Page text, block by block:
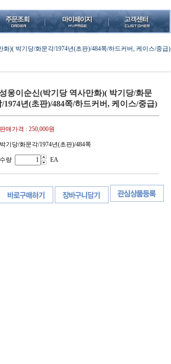
)( 박기당/화문각/1974년(초판)/484쪽/하드커버, 케이스/중급)
성웅이순신(박기당 역사만화)( 박기당/화문
/1974년(초판)/484쪽/하드커버, 케이스/중급)
판매가격 : 250,000원
박기당/화문각/1974년(초판)/484쪽
수량 EA